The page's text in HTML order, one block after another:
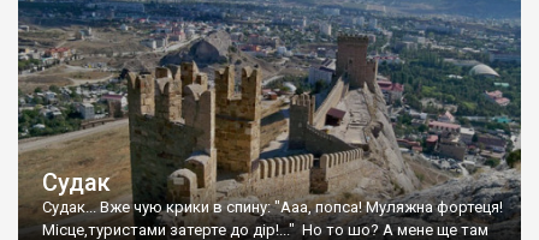
Судак
Судак... Вже чую крики в спину: "Ааа, попса! Муляжна фортеця!
Місце,туристами затерте до дір!..." Но то шо? А мене ще там